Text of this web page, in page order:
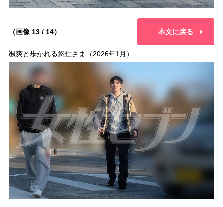
（画像 13 / 14） 本文に戻る
颯爽と歩かれる悠仁さま（2026年1月）